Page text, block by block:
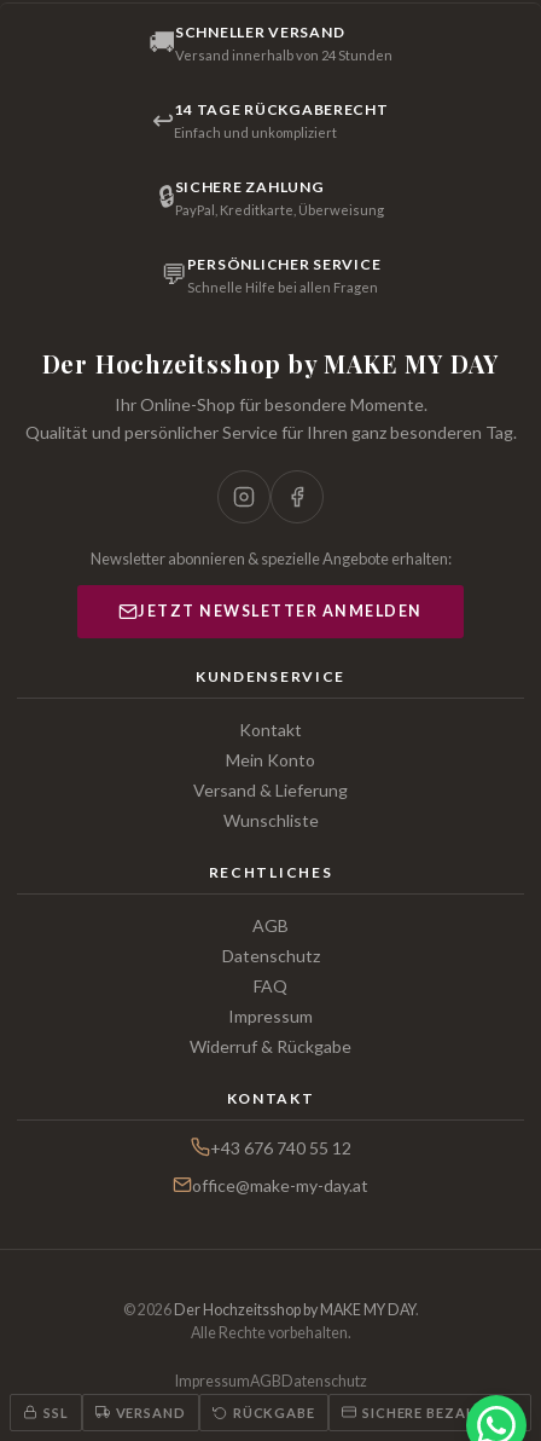
🚚SCHNELLER VERSAND
Versand innerhalb von 24 Stunden
↩14 TAGE RÜCKGABERECHT
Einfach und unkompliziert
🔒SICHERE ZAHLUNG
PayPal, Kreditkarte, Überweisung
💬 PERSÖNLICHER SERVICE
Schnelle Hilfe bei allen Fragen
Der Hochzeitsshop by MAKE MY DAY
Ihr Online-Shop für besondere Momente.
Qualität und persönlicher Service für Ihren ganz besonderen Tag.
Newsletter abonnieren & spezielle Angebote erhalten:
JETZT NEWSLETTER ANMELDEN
KUNDENSERVICE
Kontakt
Mein Konto
Versand & Lieferung
Wunschliste
RECHTLICHES
AGB
Datenschutz
FAQ
Impressum
Widerruf & Rückgabe
KONTAKT
+43 676 740 55 12
office@make-my-day.at
© 2026 Der Hochzeitsshop by MAKE MY DAY.
Alle Rechte vorbehalten.
ImpressumAGB Datenschutz
SSL VERSAND RÜCKGABE SICHERE BEZAHLUNG